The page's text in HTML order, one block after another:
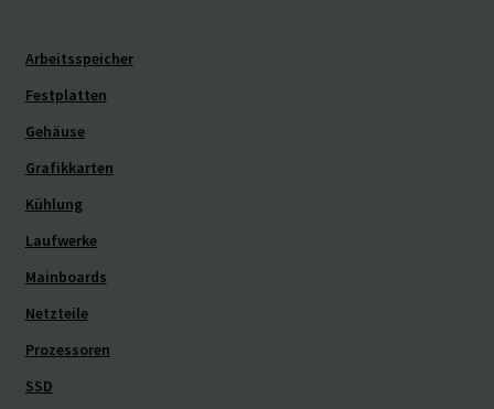
Arbeitsspeicher
Festplatten
Gehäuse
Grafikkarten
Kühlung
Laufwerke
Mainboards
Netzteile
Prozessoren
SSD